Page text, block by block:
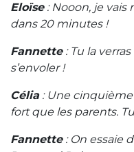
Eloïse: Nooon, je vais
dans 20 minutes !
Fannette: Tu la
s’envoler !
Célia: Une cinquième
fort que les parents.
Fannette: On essaie